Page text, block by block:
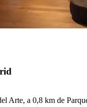
Arte, a 0,8 km de